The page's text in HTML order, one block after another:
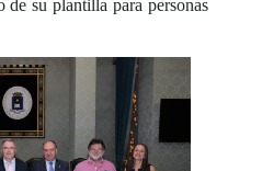
de su plantilla para personas